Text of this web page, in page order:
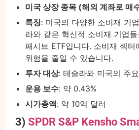
미국 상장 종목 (해외 계좌로 매
특징: 미국의 다양한 소비재 기
라와 같은 혁신적 소비재 기업
패시브 ETF입니다. 소비재 섹터
위험을 줄일 수 있습니다.
투자 대상: 테슬라와 미국의 주
운용 보수: 약 0.43%
시가총액: 약 10억 달러
3) SPDR S&P Kensho